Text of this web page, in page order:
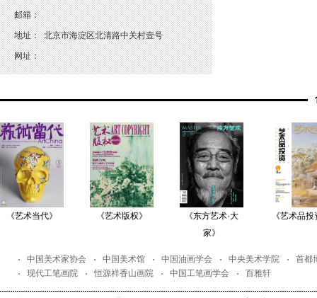
邮箱：
地址： 北京市海淀区北清路中关村壹号
网址：
《艺术当代》 《艺术版权》
《东方艺术·大
家》
《艺术品
中国美术家协会 中国美术馆 中国油画学会 中央美术学院
首都
现代工笔画院
恒源祥香山画院 中国工笔画学会 百雅轩